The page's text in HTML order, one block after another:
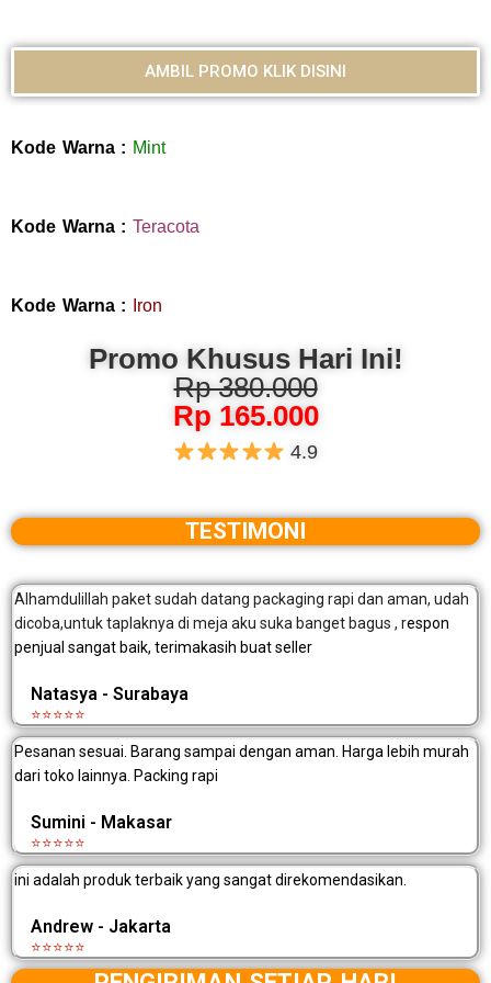
AMBIL PROMO KLIK DISINI
Kode Warna : Mint
Kode Warna : Teracota
Kode Warna : Iron
Promo Khusus Hari Ini!
Rp 380.000
Rp 165.000
4.9
TESTIMONI
Alhamdulillah paket sudah datang packaging rapi dan aman, udah
dicoba,untuk taplaknya di meja aku suka banget bagus , respon
penjual sangat baik, terimakasih buat seller
Natasya - Surabaya
⭐⭐⭐⭐⭐
Pesanan sesuai. Barang sampai dengan aman. Harga lebih murah
dari toko lainnya. Packing rapi
Sumini - Makasar
⭐⭐⭐⭐⭐
ini adalah produk terbaik yang sangat direkomendasikan.
Andrew - Jakarta
⭐⭐⭐⭐⭐